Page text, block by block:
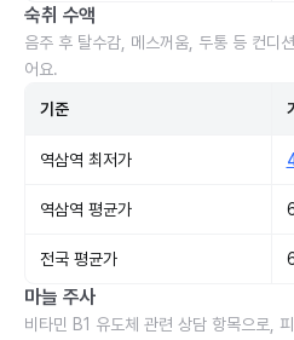
숙취 수액
음주 후 탈수감, 메스꺼움, 두통 등 컨디
어요.
기준
역삼역 최저가
역삼역 평균가
전국 평균가
마늘 주사
비타민 B1 유도체 관련 상담 항목으로,